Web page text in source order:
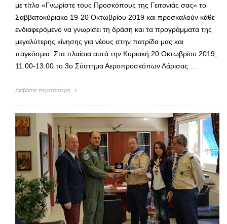
με τίτλο «Γνωρίστε τους Προσκόπους της Γειτονιάς σας» το
Σαββατοκύριακο 19-20 Οκτωβρίου 2019 και προσκαλούν κάθε
ενδιαφερόμενο να γνωρίσει τη δράση και τα προγράμματα της
μεγαλύτερης κίνησης για νέους στην πατρίδα μας και
παγκόσμια. Στα πλαίσια αυτά την Κυριακή 20 Οκτωβρίου 2019,
11.00-13.00 το 3ο Σύστημα Αεροπροσκόπων Λάρισας …
Διαβάστε περισσότερα